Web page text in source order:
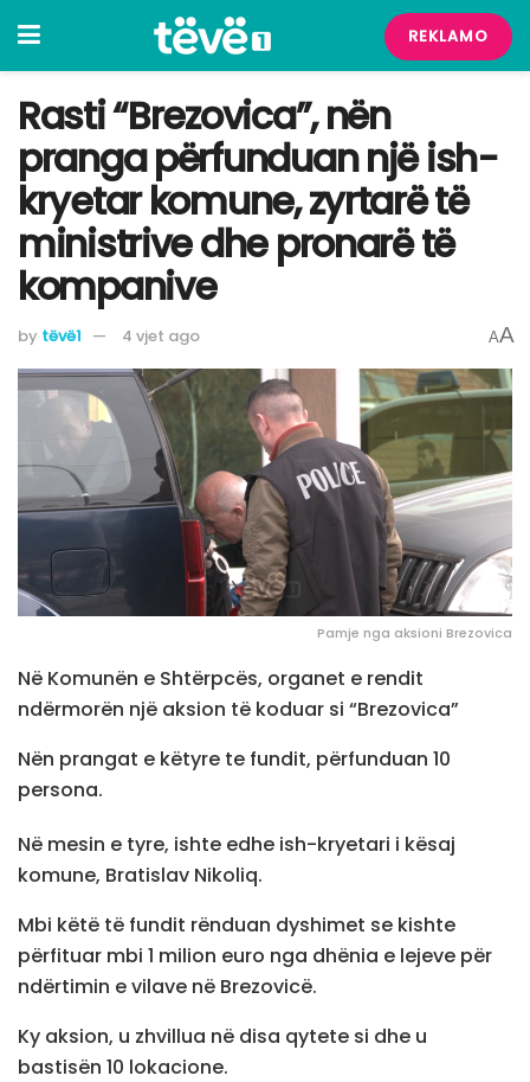
REKLAMO
Rasti “Brezovica”, nën
pranga përfunduan një ish-
kryetar komune, zyrtarë të
ministrive dhe pronarë të
kompanive
by tëvë1 4 vjet ago AA
Pamje nga aksioni Brezovica
Në Komunën e Shtërpcës, organet e rendit
ndërmorën një aksion të koduar si “Brezovica”
Nën prangat e këtyre te fundit, përfunduan 10
persona.
Në mesin e tyre, ishte edhe ish-kryetari i kësaj
komune, Bratislav Nikoliq.
Mbi këtë të fundit rënduan dyshimet se kishte
përfituar mbi 1 milion euro nga dhënia e lejeve për
ndërtimin e vilave në Brezovicë.
Ky aksion, u zhvillua në disa qytete si dhe u
bastisën 10 lokacione.